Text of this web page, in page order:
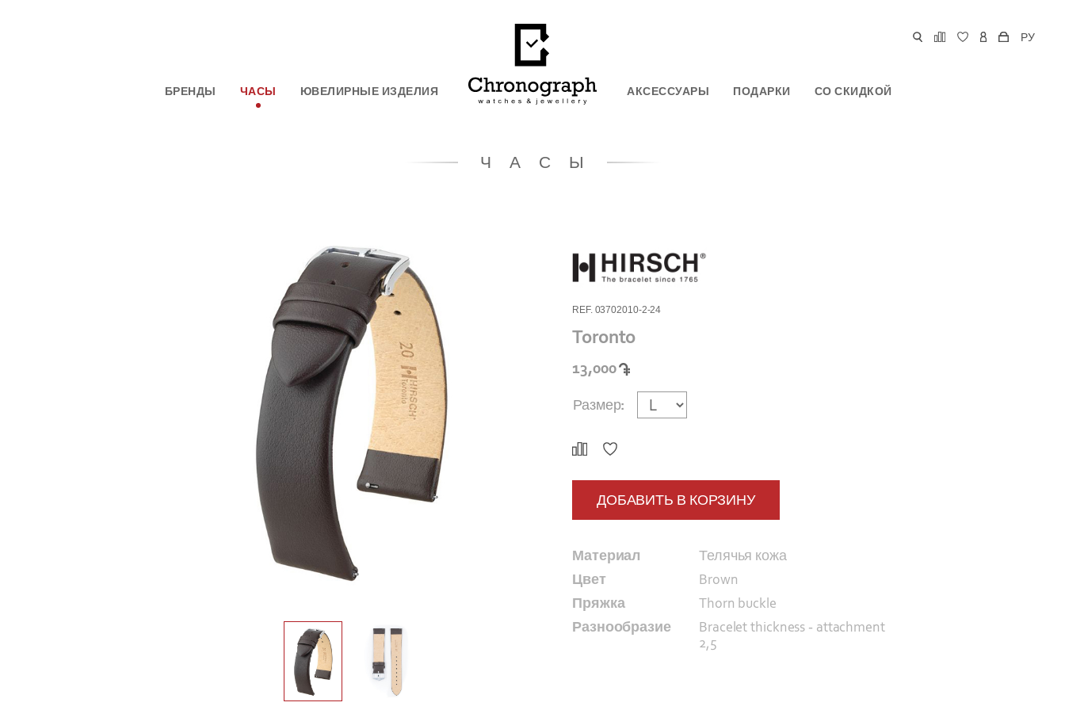
РУ
БРЕНДЫ ЧАСЫ ЮВЕЛИРНЫЕ ИЗДЕЛИЯ АКСЕССУАРЫ ПОДАРКИ СО СКИДКОЙ
ЧАСЫ
REF. 03702010-2-24
Toronto
13,000
Размер:
ДОБАВИТЬ В КОРЗИНУ
Материал
Телячья кожа
Цвет
Brown
Пряжка
Thorn buckle
Разнообразие
Bracelet thickness - attachment
2,5